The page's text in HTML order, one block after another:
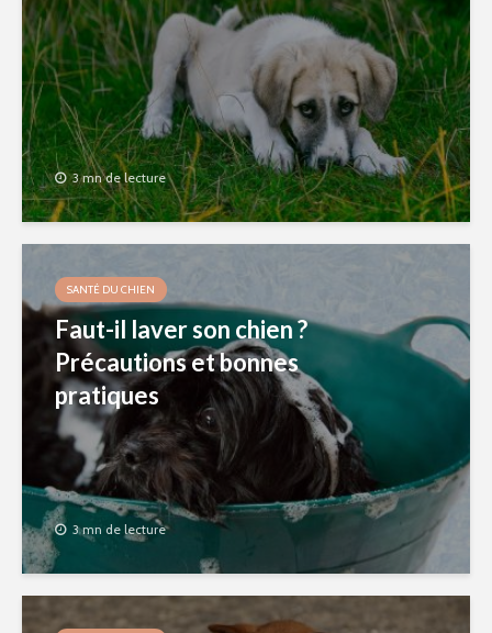
3 mn de lecture
SANTÉ DU CHIEN
Faut-il laver son chien ?
Précautions et bonnes
pratiques
3 mn de lecture